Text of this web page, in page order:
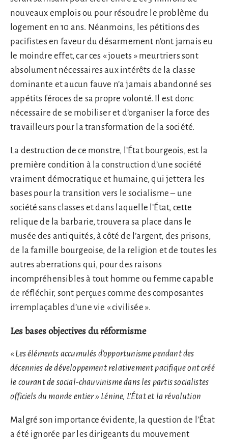
nouveaux emplois ou pour résoudre le problème du
logement en 10 ans. Néanmoins, les pétitions des
pacifistes en faveur du désarmement n’ont jamais eu
le moindre effet, car ces « jouets » meurtriers sont
absolument nécessaires aux intérêts de la classe
dominante et aucun fauve n’a jamais abandonné ses
appétits féroces de sa propre volonté. Il est donc
nécessaire de se mobiliser et d’organiser la force des
travailleurs pour la transformation de la société.
La destruction de ce monstre, l’État bourgeois, est la
première condition à la construction d’une société
vraiment démocratique et humaine, qui jettera les
bases pour la transition vers le socialisme – une
société sans classes et dans laquelle l’État, cette
relique de la barbarie, trouvera sa place dans le
musée des antiquités, à côté de l’argent, des prisons,
de la famille bourgeoise, de la religion et de toutes les
autres aberrations qui, pour des raisons
incompréhensibles à tout homme ou femme capable
de réfléchir, sont perçues comme des composantes
irremplaçables d’une vie « civilisée ».
Les bases objectives du réformisme
« Les éléments accumulés d’opportunisme pendant des
décennies de développement relativement pacifique ont créé
le courant de social-chauvinisme dans les partis socialistes
officiels du monde entier » Lénine, L’État et la révolution
Malgré son importance évidente, la question de l’État
a été ignorée par les dirigeants du mouvement